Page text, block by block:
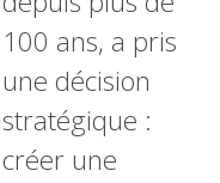
100 ans, a pris
une décision
stratégique :
créer une